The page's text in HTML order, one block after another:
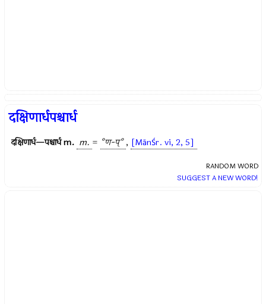
दक्षिणार्धपश्चार्ध
दक्षिणार्ध—पश्चार्धm. m. = °ण-प्° , [MānŚr. vi, 2, 5]
RANDOM WORD
SUGGEST A NEW WORD!